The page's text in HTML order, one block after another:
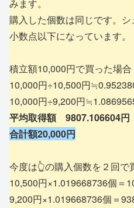
みます。
購入した個数は同じです。
小数点以下になっています。
積立額10,000円で買った場合
10,000円÷10,500円
10,000円÷9,200円
平均取得額 9807.106604円
合計額20,000円
今度は👆の購入個数を２回で
10,500円×1.019668736個＝
9,200円×1.019668736個＝